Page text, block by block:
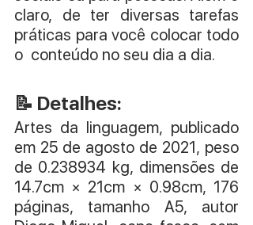
claro, de ter diversas tarefas
práticas para você colocar todo
o  conteúdo no seu dia a dia.
📝 Detalhes:
Artes da linguagem, publicado
em 25 de agosto de 2021, peso
de 0.238934 kg, dimensões de
14.7cm × 21cm × 0.98cm, 176
páginas, tamanho A5, autor